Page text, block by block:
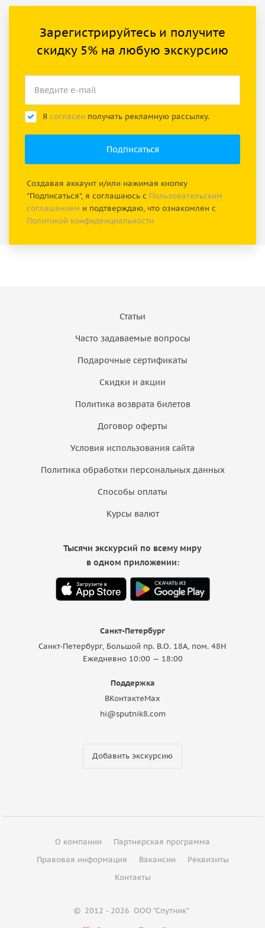
Зарегистрируйтесь и получите
скидку 5% на любую экскурсию
Я согласен получать рекламную рассылку.
Создавая аккаунт и/или нажимая кнопку
"Подписаться", я соглашаюсь с Пользовательским
соглашением и подтверждаю, что ознакомлен с
Политикой конфиденциальности
Статьи
Часто задаваемые вопросы
Подарочные сертификаты
Скидки и акции
Политика возврата билетов
Договор оферты
Условия использования сайта
Политика обработки персональных данных
Способы оплаты
Курсы валют
Санкт-Петербург
Санкт-Петербург, Большой пр. В.О. 18A, пом. 48Н
Ежедневно 10:00 — 18:00
Поддержка
ВКонтактеMax
hi@sputnik8.com
Добавить экскурсию
Тысячи экскурсий по всему миру
в одном приложении:
О компании
Партнерская программа
Правовая информация
Вакансии
Реквизиты
Контакты
© 2012 - 2026 ООО "Спутник"